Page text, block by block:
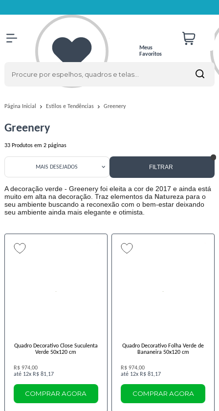
Meus
Favoritos
Página Inicial Estilos e Tendências Greenery
Greenery
33 Produtos em 2 páginas
FILTRAR
MAIS DESEJADOS
A decoração verde - Greenery foi eleita a cor de 2017 e ainda est
muito em alta na decoração. Traz elementos da Naturezapara o
seu ambiente buscando a reconexão com o bem-estar deixando
seu ambiente ainda mais elegante e otimista.
Quadro Decorativo Close Suculenta
Verde 50x120 cm
R$ 974,00
12x R$ 81,17
COMPRAR AGORA
Quadro Decorativo Folha Verde de
Bananeira 50x120 cm
R$ 974,00
12x R$ 81,17
COMPRAR AGORA